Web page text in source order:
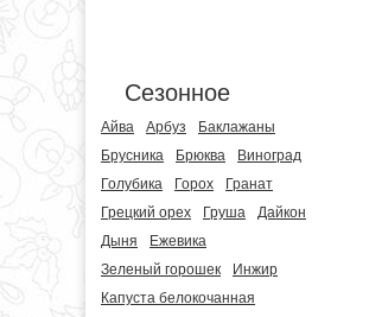
Сезонное
Айва Арбуз
Баклажаны
Брусника
Брюква
Виноград
Голубика
Горох
Гранат
Грецкий орех
Груша
Дайкон
Дыня
Ежевика
Зеленый горошек
Инжир
Капуста белокочанная